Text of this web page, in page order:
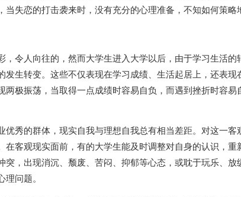
当失恋的打击袭来时，没有充分的心理准备，不知如何策略
，令人向往的，然而大学生进入大学以后，由于学习生活
发生转变。这些不仅表现在学习成绩、生活起居上，还表
两极振荡，当取得一点成绩时容易自负，而遇到挫折时容
优秀的群体，现实自我与理想自我总有相当差距。对这一
在客观现实面前，有的大学生能及时调整对自身的认识，
突，出现消沉、颓废、苦闷、抑郁等心态，或耽于玩乐、
理问题。